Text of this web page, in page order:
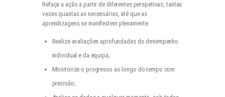
Refaça a ação a partir de diferentes perspetivas, tantas
vezes quantas as necessárias, até que as
aprendizagens se manifestem plenamente.
Realize avaliações aprofundadas do desempenho
individual e da equipa;
Monitorize o progresso ao longo do tempo com
precisão;